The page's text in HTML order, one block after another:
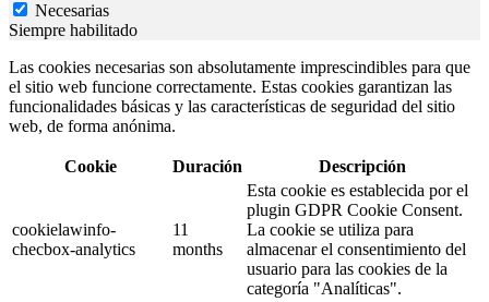
Necesarias
Siempre habilitado
Las cookies necesarias son absolutamente imprescindibles para que
el sitio web funcione correctamente. Estas cookies garantizan las
funcionalidades básicas y las características de seguridad del sitio
web, de forma anónima.
Cookie Duración Descripción
cookielawinfo-
checbox-analytics
11
months
Esta cookie es establecida por el
plugin GDPR Cookie Consent.
La cookie se utiliza para
almacenar el consentimiento del
usuario para las cookies de la
categoría "Analíticas".